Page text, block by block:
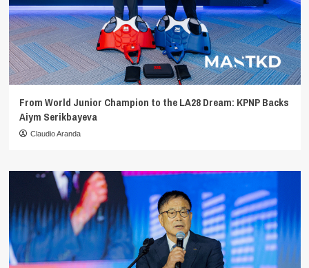
From World Junior Champion to the LA28 Dream: KPNP Backs
Aiym Serikbayeva
Claudio Aranda